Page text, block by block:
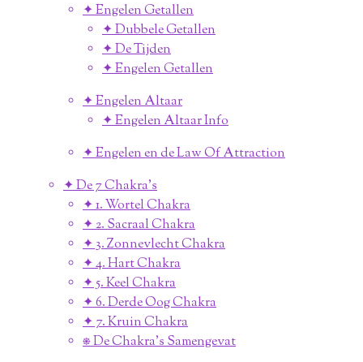
✦ Engelen Getallen
✦ Dubbele Getallen
✦ De Tijden
✦ Engelen Getallen
✦ Engelen Altaar
✦ Engelen Altaar Info
✦ Engelen en de Law Of Attraction
✦ De 7 Chakra's
✦ 1. Wortel Chakra
✦ 2. Sacraal Chakra
✦ 3. Zonnevlecht Chakra
✦ 4. Hart Chakra
✦ 5. Keel Chakra
✦ 6. Derde Oog Chakra
✦ 7. Kruin Chakra
⎈ De Chakra's Samengevat